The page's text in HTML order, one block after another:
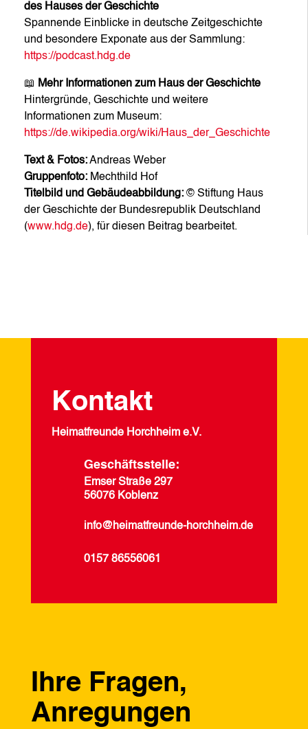
des Hauses der Geschichte
Spannende Einblicke in deutsche Zeitgeschichte
und besondere Exponate aus der Sammlung:
https://podcast.hdg.de
📖 Mehr Informationen zum Haus der Geschichte
Hintergründe, Geschichte und weitere
Informationen zum Museum:
https://de.wikipedia.org/wiki/Haus_der_Geschichte
Text & Fotos:Andreas Weber
Gruppenfoto: Mechthild Hof
Titelbild und Gebäudeabbildung: © Stiftung Haus
der Geschichte der Bundesrepublik Deutschland
(www.hdg.de), für diesen Beitrag bearbeitet.
Kontakt
Heimatfreunde Horchheim e.V.
Geschäftsstelle:
Emser Straße 297
56076 Koblenz
info@heimatfreunde-horchheim.de
0157 86556061
Ihre Fragen,
Anregungen